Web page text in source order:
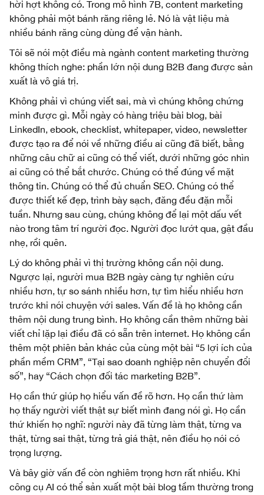
hời hợt không có. Trong mô hình 7B, content marketing
không phải một bánh răng riêng lẻ. Nó là vật liệu mà
nhiều bánh răng cùng dùng để vận hành.
Tôi sẽ nói một điều mà ngành content marketing thường
không thích nghe: phần lớn nội dung B2B đang được sản
xuất là vô giá trị.
Không phải vì chúng viết sai, mà vì chúng không chứng
minh được gì. Mỗi ngày có hàng triệu bài blog, bài
LinkedIn, ebook, checklist, whitepaper, video, newsletter
được tạo ra để nói về những điều ai cũng đã biết, bằng
những câu chữ ai cũng có thể viết, dưới những góc nhìn
ai cũng có thể bắt chước. Chúng có thể đúng về mặt
thông tin. Chúng có thể đủ chuẩn SEO. Chúng có thể
được thiết kế đẹp, trình bày sạch, đăng đều đặn mỗi
tuần. Nhưng sau cùng, chúng không để lại một dấu vết
nào trong tâm trí người đọc. Người đọc lướt qua, gật đầu
nhẹ, rồi quên.
Lý do không phải vì thị trường không cần nội dung.
Ngược lại, người mua B2B ngày càng tự nghiên cứu
nhiều hơn, tự so sánh nhiều hơn, tự tìm hiểu nhiều hơn
trước khi nói chuyện với sales. Vấn đề là họ không cần
thêm nội dung trung bình. Họ không cần thêm những bài
viết chỉ lặp lại điều đã có sẵn trên internet. Họ không cần
thêm một phiên bản khác của cùng một bài “5 lợi ích của
phần mềm CRM”, “Tại sao doanh nghiệp nên chuyển đổi
số”, hay “Cách chọn đối tác marketing B2B”.
Họ cần thứ giúp họ hiểu vấn đề rõ hơn. Họ cần thứ làm
họ thấy người viết thật sự biết mình đang nói gì. Họ cần
thứ khiến họ nghĩ: người này đã từng làm thật, từng va
thật, từng sai thật, từng trả giá thật, nên điều họ nói có
trọng lượng.
Và bây giờ vấn đề còn nghiêm trọng hơn rất nhiều. Khi
công cụ AI có thể sản xuất một bài blog tầm thường trong